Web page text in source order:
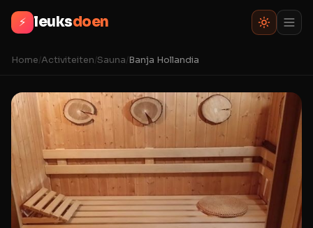
⚡ leuksdoen
Home/Activiteiten/Sauna/Banja Hollandia